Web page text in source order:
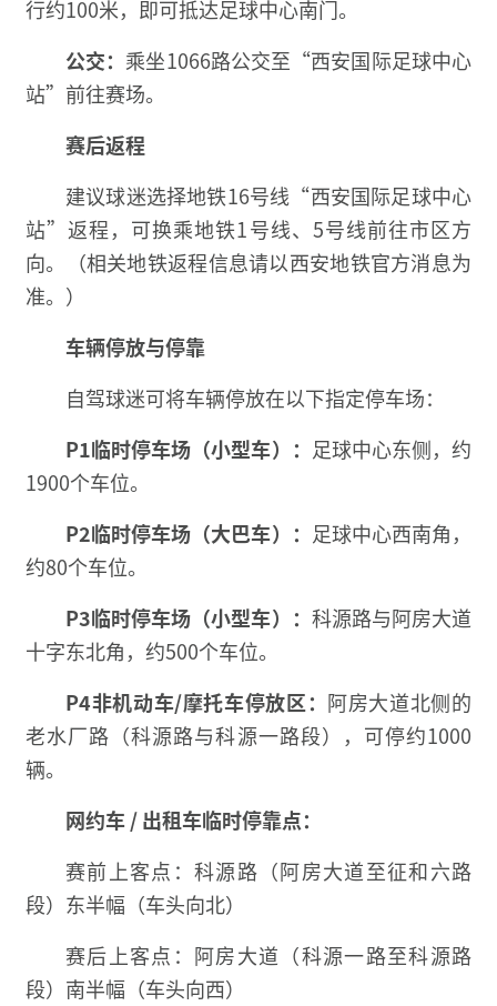
行约100米，即可抵达足球中心南门。
公交： 乘坐1066路公交至“西安国际足球中心
站”前往赛场。
赛后返程
建议球迷选择地铁16号线“西安国际足球中心
站”返程，可换乘地铁1号线、5号线前往市区方
向。（相关地铁返程信息请以西安地铁官方消息为
准。）
车辆停放与停靠
自驾球迷可将车辆停放在以下指定停车场：
P1临时停车场（小型车）： 足球中心东侧，约
1900个车位。
P2临时停车场（大巴车）： 足球中心西南角，
约80个车位。
P3临时停车场（小型车）： 科源路与阿房大道
十字东北角，约500个车位。
P4非机动车/摩托车停放区： 阿房大道北侧的
老水厂路（科源路与科源一路段），可停约1000
辆。
网约车 / 出租车临时停靠点：
赛前上客点：科源路（阿房大道至征和六路
段）东半幅（车头向北）
赛后上客点：阿房大道（科源一路至科源路
段）南半幅（车头向西）